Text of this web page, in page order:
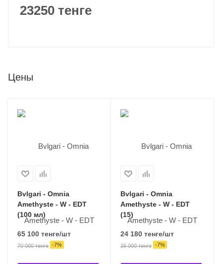
23250 тенге
Цены
Bvlgari - Omnia
Amethyste - W - EDT
(100 мл)
65 100 тенге/шт
70 000тенге -7%
Bvlgari - Omnia
Amethyste - W - EDT
(15)
24 180 тенге/шт
26 000тенге -7%